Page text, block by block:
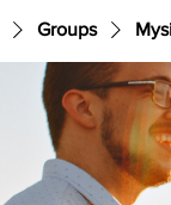
Groups